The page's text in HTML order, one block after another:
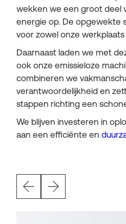
wekken we een groot deel
energie op. De opgewekte
voor zowel onze
Daarnaast laden we met
ook onze emissieloze
combineren we
verantwoordelijkheid en
stappen richting een
We blijven investeren in
aan een efficiënte en